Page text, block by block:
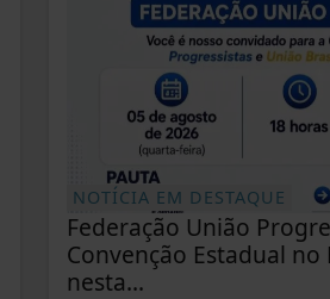
NOTÍCIA EM DESTAQUE
Federação União
Convenção Estadual
nesta...